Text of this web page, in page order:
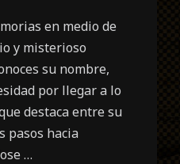
en medio de
y misterioso
su nombre,
por llegar a lo
destaca entre su
pasos hacia
…